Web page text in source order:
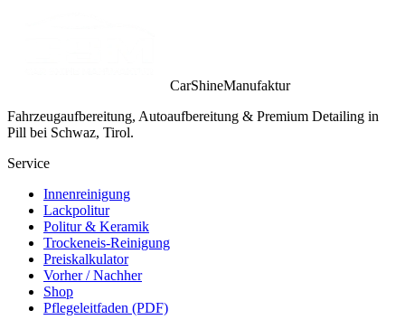
CarShineManufaktur
Fahrzeugaufbereitung, Autoaufbereitung & Premium Detailing in
Pill bei Schwaz, Tirol.
Service
Innenreinigung
Lackpolitur
Politur & Keramik
Trockeneis-Reinigung
Preiskalkulator
Vorher / Nachher
Shop
Pflegeleitfaden (PDF)